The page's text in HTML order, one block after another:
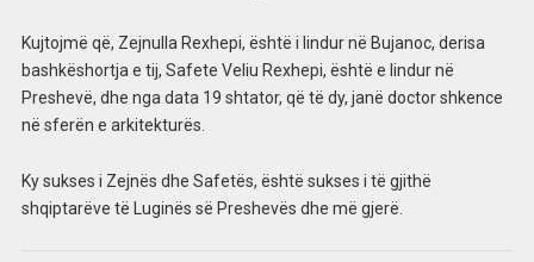
Kujtojmë që, Zejnulla Rexhepi, është i lindur në Bujanoc, derisa
bashkëshortja e tij, Safete Veliu Rexhepi, është e lindur në
Preshevë, dhe nga data 19 shtator, që të dy, janë doctor shkence
në sferën e arkitekturës.
Ky sukses i Zejnës dhe Safetës, është sukses i të gjithë
shqiptarëve të Luginës së Preshevës dhe më gjerë.